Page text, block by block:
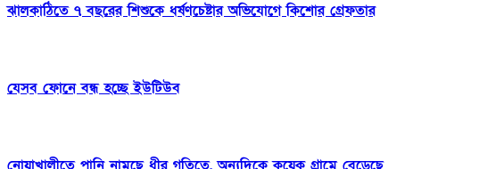
ঝালকাঠিতে ৭ বছরের শিশুকে ধর্ষণচেষ্টার অভিযোগে কিশোর গ্রেফতার
যেসব ফোনে বন্ধ হচ্ছে ইউটিউব
নোয়াখালীতে পানি নামছে ধীর গতিতে, অন্যদিকে কয়েক গ্রামে বেড়েছে